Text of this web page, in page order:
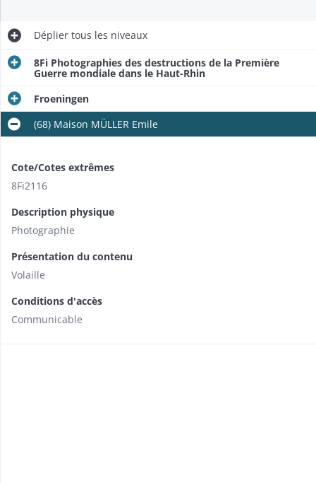
Déplier tous les niveaux
8Fi Photographies des destructions de la Première
Guerre mondiale dans le Haut-Rhin
Froeningen
(68) Maison MÜLLER Emile
Cote/Cotes extrêmes
8Fi2116
Description physique
Photographie
Présentation du contenu
Volaille
Conditions d'accès
Communicable